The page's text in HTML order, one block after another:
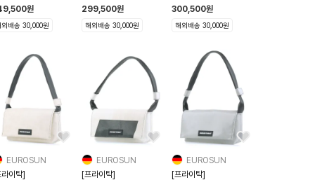
Hawaii Five O
트
원
외배송 30,000원
Hawaii Five O 라이트그
레이
299,500원
해외배송 30,000원
크림컬러
300,500원
해외배송 30,000원
EUROSUN
이탁]
EUROSUN
[프라이탁]
EUROSUN
[프라이탁]